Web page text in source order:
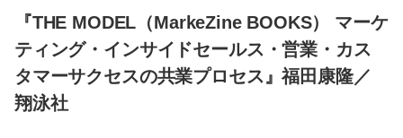
『THE MODEL（MarkeZine BOOKS） マーケ
ティング・インサイドセールス・営業・カス
タマーサクセスの共業プロセス』福田康隆／
翔泳社